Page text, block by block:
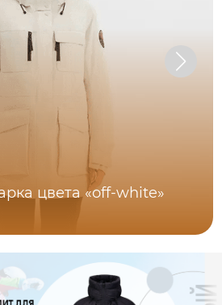
цвета «off-white»